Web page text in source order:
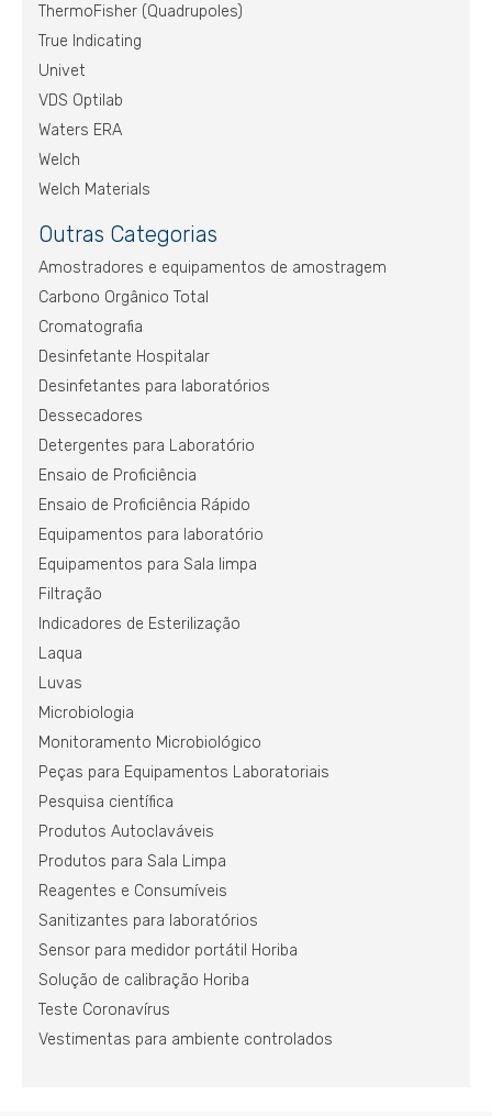
ThermoFisher (Quadrupoles)
True Indicating
Univet
VDS Optilab
Waters ERA
Welch
Welch Materials
Outras Categorias
Amostradores e equipamentos de amostragem
Carbono Orgânico Total
Cromatografia
Desinfetante Hospitalar
Desinfetantes para laboratórios
Dessecadores
Detergentes para Laboratório
Ensaio de Proficiência
Ensaio de Proficiência Rápido
Equipamentos para laboratório
Equipamentos para Sala limpa
Filtração
Indicadores de Esterilização
Laqua
Luvas
Microbiologia
Monitoramento Microbiológico
Peças para Equipamentos Laboratoriais
Pesquisa científica
Produtos Autoclaváveis
Produtos para Sala Limpa
Reagentes e Consumíveis
Sanitizantes para laboratórios
Sensor para medidor portátil Horiba
Solução de calibração Horiba
Teste Coronavírus
Vestimentas para ambiente controlados